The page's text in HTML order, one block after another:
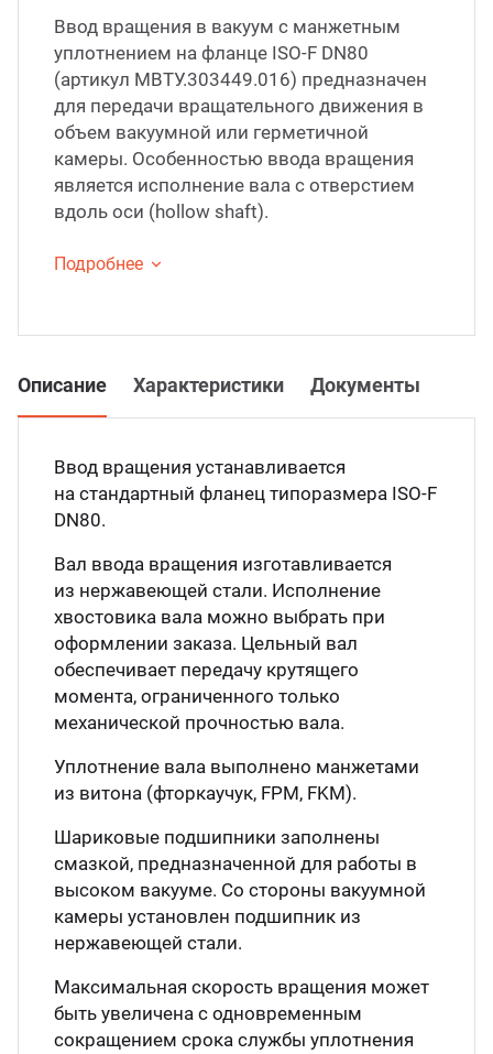
Ввод вращения в вакуум с манжетным
уплотнением на фланце ISO-F DN80
(артикул МВТУ.303449.016) предназначен
для передачи вращательного движения в
объем вакуумной или герметичной
камеры. Особенностью ввода вращения
является исполнение вала с отверстием
вдоль оси (hollow shaft).
Подробнее
Описание Характеристики Документы
Ввод вращения устанавливается
на стандартный фланец типоразмера ISO-F
DN80.
Вал ввода вращения изготавливается
из нержавеющей стали. Исполнение
хвостовика вала можно выбрать при
оформлении заказа. Цельный вал
обеспечивает передачу крутящего
момента, ограниченного только
механической прочностью вала.
Уплотнение вала выполнено манжетами
из витона (фторкаучук, FPM, FKM).
Шариковые подшипники заполнены
смазкой, предназначенной для работы в
высоком вакууме. Со стороны вакуумной
камеры установлен подшипник из
нержавеющей стали.
Максимальная скорость вращения может
быть увеличена с одновременным
сокращением срока службы уплотнения